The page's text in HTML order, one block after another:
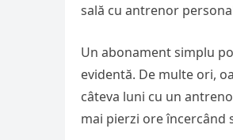
sală cu antrenor
Un abonament simplu
evidentă. De multe ori,
câteva luni cu un
mai pierzi ore încercând